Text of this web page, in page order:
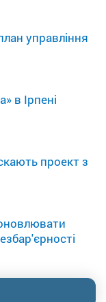
управління
в Ірпені
проект з